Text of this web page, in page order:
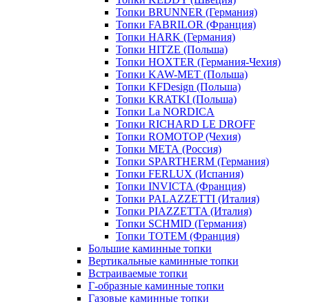
Топки BRUNNER (Германия)
Топки FABRILOR (Франция)
Топки HARK (Германия)
Топки HITZE (Польша)
Топки HOXTER (Германия-Чехия)
Топки KAW-MET (Польша)
Топки KFDesign (Польша)
Топки KRATKI (Польша)
Топки La NORDICA
Топки RICHARD LE DROFF
Топки ROMOTOP (Чехия)
Топки МЕТА (Россия)
Топки SPARTHERM (Германия)
Топки FERLUX (Испания)
Топки INVICTA (Франция)
Топки PALAZZETTI (Италия)
Топки PIAZZETTA (Италия)
Топки SCHMID (Германия)
Топки TOTEM (Франция)
Большие каминные топки
Вертикальные каминные топки
Встраиваемые топки
Г-образные каминные топки
Газовые каминные топки